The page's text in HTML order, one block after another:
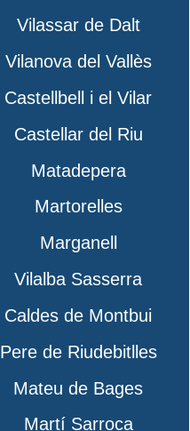
Vilassar de Dalt
Vilanova del Vallès
Castellbell i el Vilar
Castellar del Riu
Matadepera
Martorelles
Marganell
Vilalba Sasserra
Caldes de Montbui
Pere de Riudebitlles
Mateu de Bages
Martí Sarroca